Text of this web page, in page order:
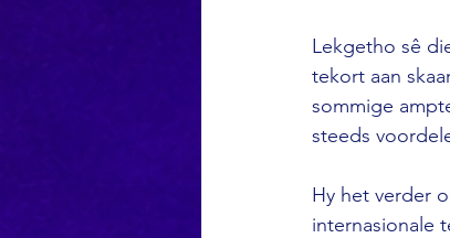
Lekgetho sê
tekort aan
sommige
steeds
Hy het verder
internasionale